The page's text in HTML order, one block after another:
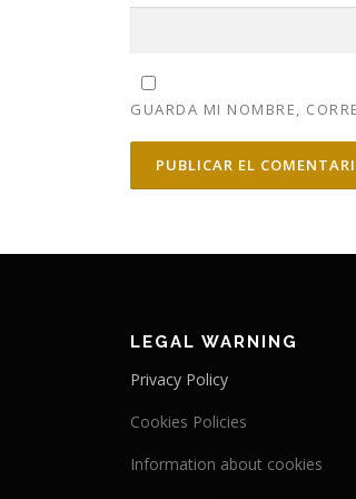
GUARDA MI NOMBRE,
LEGAL WARNING
Privacy Policy
Cookies Policies
Information about cookies